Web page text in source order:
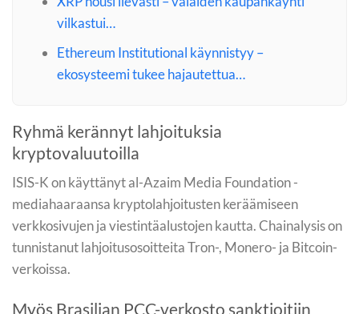
vilkastui…
Ethereum Institutional käynnistyy –
ekosysteemi tukee hajautettua…
Ryhmä kerännyt lahjoituksia
kryptovaluutoilla
ISIS-K on käyttänyt al-Azaim Media Foundation -
mediahaaraansa kryptolahjoitusten keräämiseen
verkkosivujen ja viestintäalustojen kautta. Chainalysis on
tunnistanut lahjoitusosoitteita Tron-, Monero- ja Bitcoin-
verkoissa.
Myös Brasilian PCC-verkosto sanktioitiin